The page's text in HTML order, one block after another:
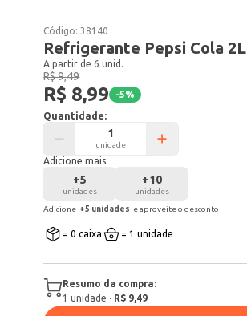
Código:38140
Refrigerante Pepsi Cola 2L
A partir de 6 unid.
R$ 9,49
R$ 8,99 -5%
Quantidade:
unidade
Adicione mais:
+5
unidades
+10
unidades
Adicione +5 unidades e aproveite o desconto
= 0 caixa = 1 unidade
Resumo da compra:
1 unidade · R$ 9,49